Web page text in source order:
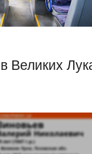
Великих